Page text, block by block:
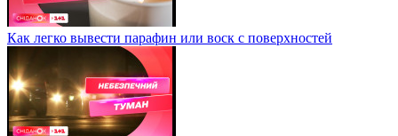
Как легко вывести парафин или воск с поверхностей